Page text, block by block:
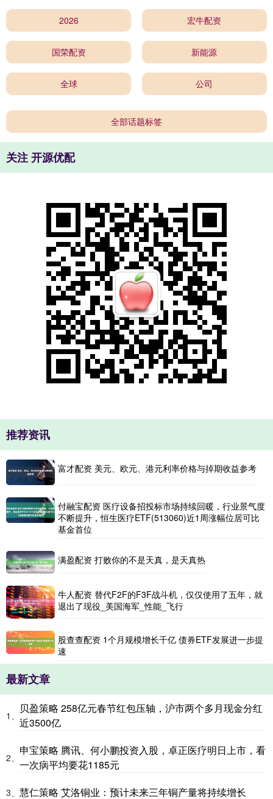
2026 宏牛配资
国荣配资 新能源
全球 公司
全部话题标签
关注 开源优配
推荐资讯
富才配资 美元、欧元、港元利率价格与掉期收益参考
付融宝配资 医疗设备招投标市场持续回暖，行业景气度
不断提升，恒生医疗ETF(513060)近1周涨幅位居可比
基金首位
满盈配资 打败你的不是天真，是天真热
牛人配资 替代F2F的F3F战斗机，仅仅使用了五年，就
退出了现役_美国海军_性能_飞行
股查查配资 1个月规模增长千亿 债券ETF发展进一步提
速
最新文章
1、
贝盈策略 258亿元春节红包压轴，沪市两个多月现金分红
近3500亿
2、
申宝策略 腾讯、何小鹏投资入股，卓正医疗明日上市，看
一次病平均要花1185元
3、 慧仁策略 艾洛铜业：预计未来三年铜产量将持续增长